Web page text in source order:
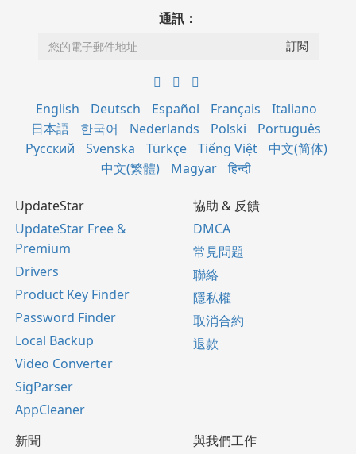
通訊：
English Deutsch Español Français
Italiano
日本語
한국어 Nederlands Polski
Português
Русский
Svenska Türkçe Tiếng Việt
中文(简体)
中文(繁體)
Magyar हिन्दी
UpdateStar
UpdateStar Free &
Premium
Drivers
Product Key Finder
Password Finder
Local Backup
Video Converter
SigParser
AppCleaner
協助 & 反饋
DMCA
常見問題
聯絡
隱私權
取消合約
退款
新聞
與我們工作